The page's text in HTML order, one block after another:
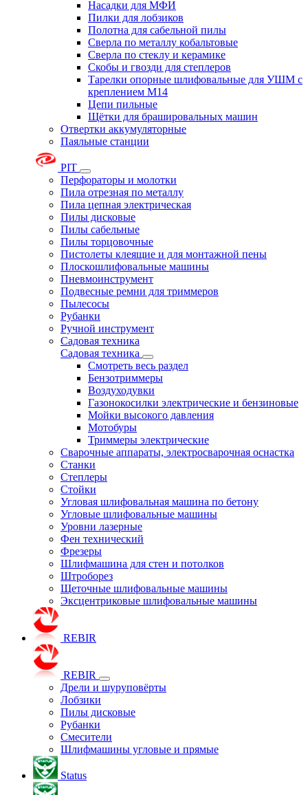
Насадки для МФИ
Пилки для лобзиков
Полотна для сабельной пилы
Сверла по металлу кобальтовые
Сверла по стеклу и керамике
Скобы и гвозди для степлеров
Тарелки опорные шлифовальные для УШМ с
креплением М14
Цепи пильные
Щётки для брашировальных машин
Отвертки аккумуляторные
Паяльные станции
PIT
Перфораторы и молотки
Пила отрезная по металлу
Пила цепная электрическая
Пилы дисковые
Пилы сабельные
Пилы торцовочные
Пистолеты клеящие и для монтажной пены
Плоскошлифовальные машины
Пневмоинструмент
Подвесные ремни для триммеров
Пылесосы
Рубанки
Ручной инструмент
Садовая техника
Садовая техника
Смотреть весь раздел
Бензотриммеры
Воздуходувки
Газонокосилки электрические и бензиновые
Мойки высокого давления
Мотобуры
Триммеры электрические
Сварочные аппараты, электросварочная оснастка
Станки
Степлеры
Стойки
Угловая шлифовальная машина по бетону
Угловые шлифовальные машины
Уровни лазерные
Фен технический
Фрезеры
Шлифмашина для стен и потолков
Штроборез
Щеточные шлифовальные машины
Эксцентриковые шлифовальные машины
REBIR
REBIR
Дрели и шуруповёрты
Лобзики
Пилы дисковые
Рубанки
Смесители
Шлифмашины угловые и прямые
Status